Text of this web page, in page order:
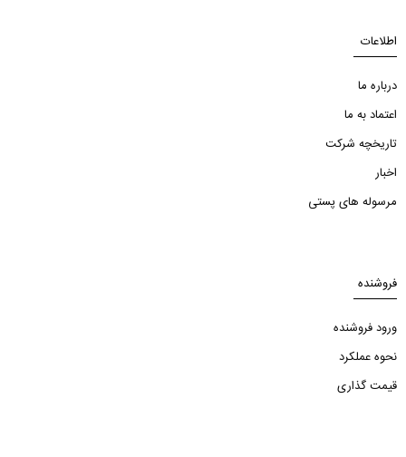
اطلاعات
درباره ما
اعتماد به ما
تاریخچه شرکت
اخبار
مرسوله های پستی
فروشنده
ورود فروشنده
نحوه عملکرد
قیمت گذاری